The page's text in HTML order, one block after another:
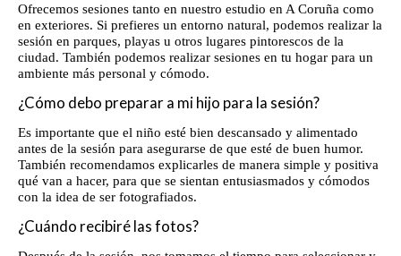
Ofrecemos sesiones tanto en nuestro estudio en A Coruña como
en exteriores. Si prefieres un entorno natural, podemos realizar la
sesión en parques, playas u otros lugares pintorescos de la
ciudad. También podemos realizar sesiones en tu hogar para un
ambiente más personal y cómodo.
¿Cómo debo preparar a mi hijo para la sesión?
Es importante que el niño esté bien descansado y alimentado
antes de la sesión para asegurarse de que esté de buen humor.
También recomendamos explicarles de manera simple y positiva
qué van a hacer, para que se sientan entusiasmados y cómodos
con la idea de ser fotografiados.
¿Cuándo recibiré las fotos?